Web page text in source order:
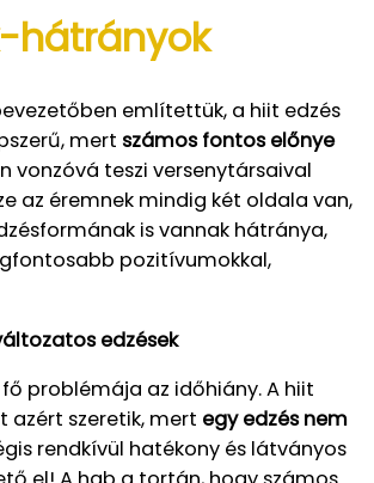
hátrányok
említettük, a hiit edzés
mert számos fontos előnye
vonzóvá teszi versenytársaival
az éremnek mindig két oldala van,
is vannak hátránya,
pozitívumokkal,
edzések
problémája az időhiány. A hiit
azért szeretik, mert egy edzés nem
rendkívül hatékony és látványos